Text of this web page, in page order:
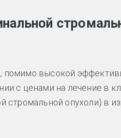
высокой
с ценами на лечение в
стромальной опухоли) в